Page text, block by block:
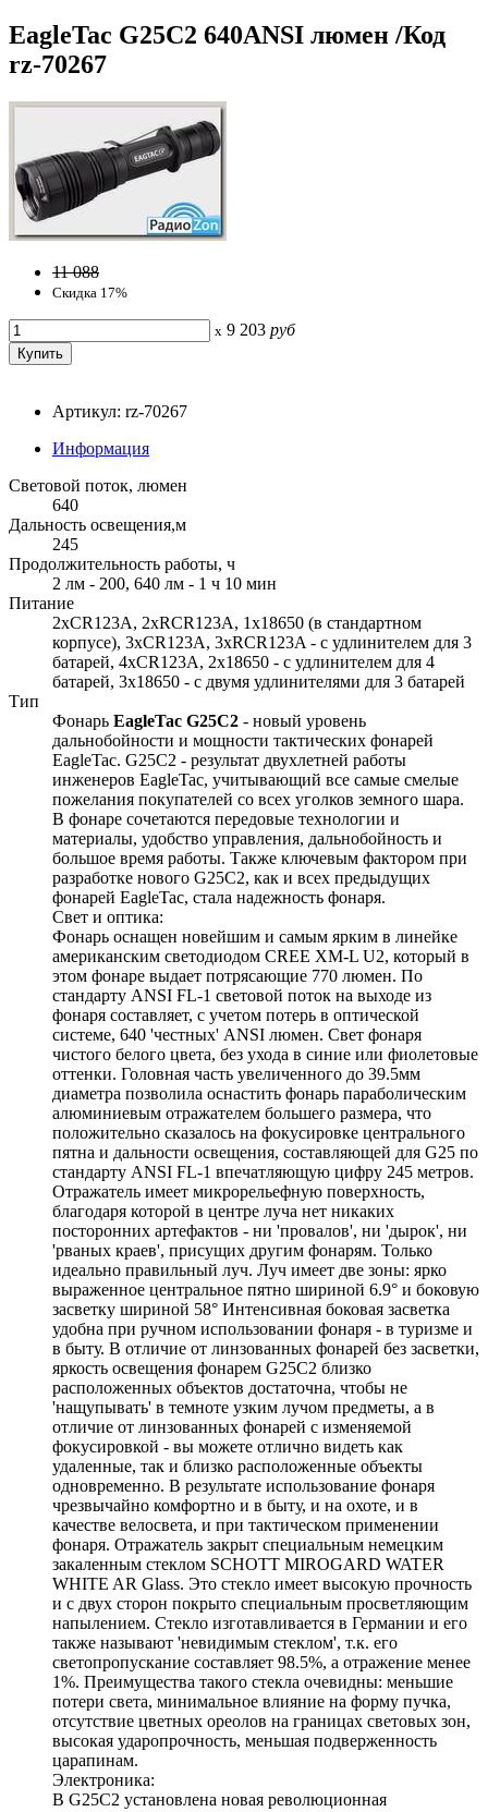
EagleTac G25C2 640ANSI люмен /Код
rz-70267
11 088
Скидка 17%
x 9 203 руб
Артикул: rz-70267
Информация
Световой поток, люмен
640
Дальность освещения,м
245
Продолжительность работы, ч
2 лм - 200, 640 лм - 1 ч 10 мин
Питание
2xCR123A, 2xRCR123A, 1x18650 (в стандартном
корпусе), 3xCR123A, 3xRCR123A - с удлинителем для 3
батарей, 4xCR123A, 2x18650 - с удлинителем для 4
батарей, 3x18650 - с двумя удлинителями для 3 батарей
Тип
Фонарь EagleTac G25C2 - новый уровень
дальнобойности и мощности тактических фонарей
EagleTac. G25C2 - результат двухлетней работы
инженеров EagleTac, учитывающий все самые смелые
пожелания покупателей со всех уголков земного шара.
В фонаре сочетаются передовые технологии и
материалы, удобство управления, дальнобойность и
большое время работы. Также ключевым фактором при
разработке нового G25C2, как и всех предыдущих
фонарей EagleTac, стала надежность фонаря.
Свет и оптика:
Фонарь оснащен новейшим и самым ярким в линейке
американским светодиодом CREE XM-L U2, который в
этом фонаре выдает потрясающие 770 люмен. По
стандарту ANSI FL-1 световой поток на выходе из
фонаря составляет, с учетом потерь в оптической
системе, 640 'честных' ANSI люмен. Свет фонаря
чистого белого цвета, без ухода в синие или фиолетовые
оттенки. Головная часть увеличенного до 39.5мм
диаметра позволила оснастить фонарь параболическим
алюминиевым отражателем большего размера, что
положительно сказалось на фокусировке центрального
пятна и дальности освещения, составляющей для G25 по
стандарту ANSI FL-1 впечатляющую цифру 245 метров.
Отражатель имеет микрорельефную поверхность,
благодаря которой в центре луча нет никаких
посторонних артефактов - ни 'провалов', ни 'дырок', ни
'рваных краев', присущих другим фонарям. Только
идеально правильный луч. Луч имеет две зоны: ярко
выраженное центральное пятно шириной 6.9° и боковую
засветку шириной 58° Интенсивная боковая засветка
удобна при ручном использовании фонаря - в туризме и
в быту. В отличие от линзованных фонарей без засветки,
яркость освещения фонарем G25C2 близко
расположенных объектов достаточна, чтобы не
'нащупывать' в темноте узким лучом предметы, а в
отличие от линзованных фонарей с изменяемой
фокусировкой - вы можете отлично видеть как
удаленные, так и близко расположенные объекты
одновременно. В результате использование фонаря
чрезвычайно комфортно и в быту, и на охоте, и в
качестве велосвета, и при тактическом применении
фонаря. Отражатель закрыт специальным немецким
закаленным стеклом SCHOTT MIROGARD WATER
WHITE AR Glass. Это стекло имеет высокую прочность
и с двух сторон покрыто специальным просветляющим
напылением. Стекло изготавливается в Германии и его
также называют 'невидимым стеклом', т.к. его
светопропускание составляет 98.5%, а отражение менее
1%. Преимущества такого стекла очевидны: меньшие
потери света, минимальное влияние на форму пучка,
отсутствие цветных ореолов на границах световых зон,
высокая ударопрочность, меньшая подверженность
царапинам.
Электроника:
В G25C2 установлена новая революционная